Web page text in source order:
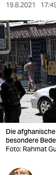
sport
berlin
nord
wahrheit
verlag
verlag
shop
fragen & hilfe
19.8.2021
Die
besondere
Foto: Rahmat